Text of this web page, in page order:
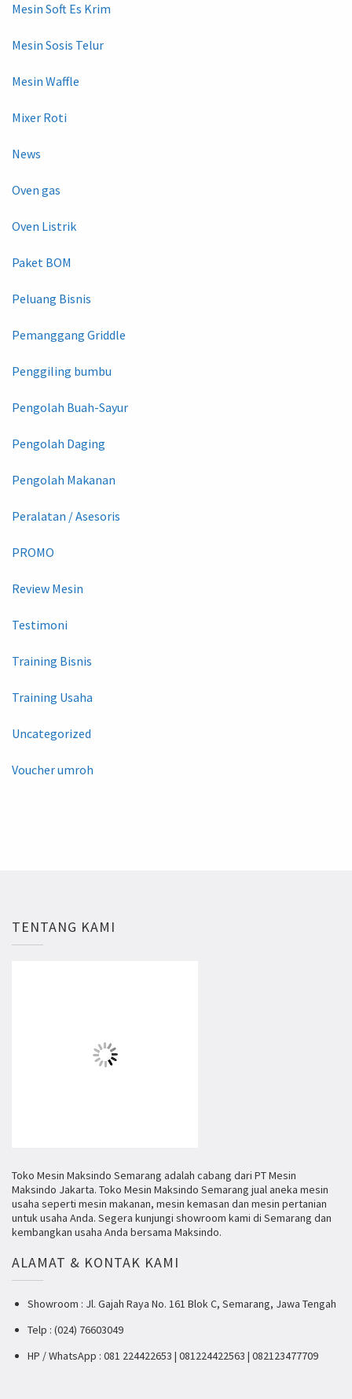
Mesin Soft Es Krim
Mesin Sosis Telur
Mesin Waffle
Mixer Roti
News
Oven gas
Oven Listrik
Paket BOM
Peluang Bisnis
Pemanggang Griddle
Penggiling bumbu
Pengolah Buah-Sayur
Pengolah Daging
Pengolah Makanan
Peralatan / Asesoris
PROMO
Review Mesin
Testimoni
Training Bisnis
Training Usaha
Uncategorized
Voucher umroh
TENTANG KAMI
Toko Mesin Maksindo Semarang adalah cabang dari PT Mesin
Maksindo Jakarta. Toko Mesin Maksindo Semarang jual aneka mesin
usaha seperti mesin makanan, mesin kemasan dan mesin pertanian
untuk usaha Anda. Segera kunjungi showroom kami di Semarang dan
kembangkan usaha Anda bersama Maksindo.
ALAMAT & KONTAK KAMI
Showroom : Jl. Gajah Raya No. 161 Blok C, Semarang, Jawa Tengah
Telp : (024) 76603049
HP / WhatsApp : 081 224422653 | 081224422563 | 082123477709